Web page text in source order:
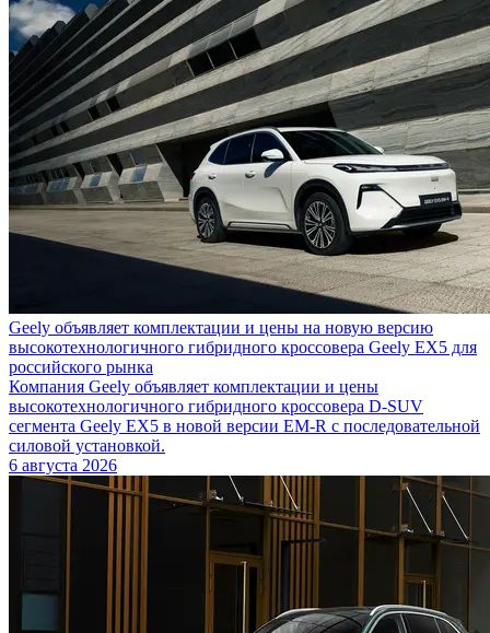
Geely объявляет комплектации и цены на новую версию
высокотехнологичного гибридного кроссовера Geely EX5 для
российского рынка
Компания Geely объявляет комплектации и цены
высокотехнологичного гибридного кроссовера D-SUV
сегмента Geely EX5 в новой версии EM-R с последовательной
силовой установкой.
6 августа 2026